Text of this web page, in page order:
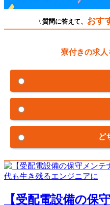
\ 質問に答えて、 おす
寮付きの求人
ど
【受配電設備の保